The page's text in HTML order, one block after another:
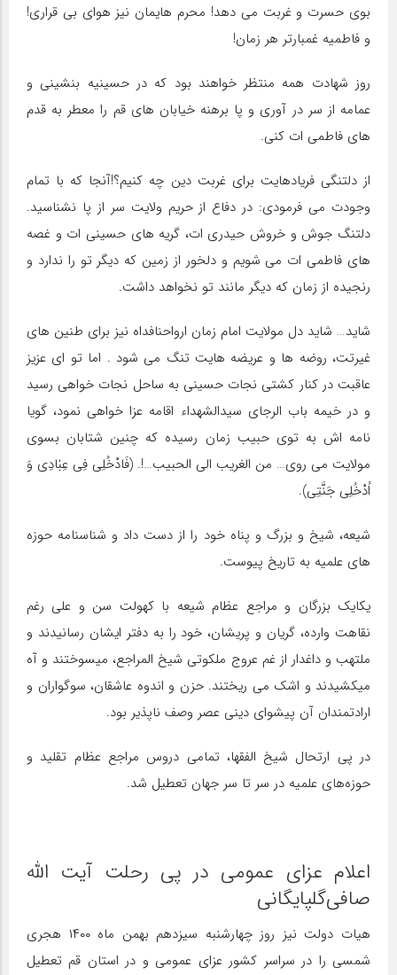
بوی حسرت و غربت می دهد! محرم هایمان نیز هوای بی قراری!
و فاطمیه غمبارتر هر زمان!
روز شهادت همه منتظر خواهند بود که در حسینیه بنشینی و
عمامه از سر در آوری و پا برهنه خیابان های قم را معطر به قدم
های فاطمی ات کنی.
از دلتنگی فریادهایت برای غربت دین چه کنیم؟!آنجا که با تمام
وجودت می فرمودی: در دفاع از حریم ولایت سر از پا نشناسید.
دلتنگ جوش و خروش حیدری ات، گریه های حسینی ات و غصه
های فاطمی ات می شویم و دلخور از زمین که دیگر تو را ندارد و
رنجیده از زمان که دیگر مانند تو نخواهد داشت.
شاید… شاید دل مولایت امام زمان ارواحنافداه نیز برای طنین های
غیرتت، روضه ها و عریضه هایت تنگ می شود . اما تو ای عزیز
عاقبت در کنار کشتی نجات حسینی به ساحل نجات خواهی رسید
و در خیمه باب الرجای سیدالشهداء اقامه عزا خواهی نمود، گویا
نامه اش به توی حبیب زمان رسیده که چنین شتابان بسوی
مولایت می روی… من الغریب الی الحبیب…!. (فَادْخُلِي فِي عِبٰادِي وَ
اُدْخُلِي جَنَّتِي).
شیعه، شیخ و بزرگ و پناه خود را از دست داد و شناسنامه حوزه
های علمیه به تاریخ پیوست.
یکایک بزرگان و مراجع عظام شیعه با کهولت سن و علی رغم
نقاهت وارده، گریان و پریشان، خود را به دفتر ایشان رسانیدند و
ملتهب و داغدار از غم عروج ملکوتی شیخ المراجع، می‎سوختند و آه
می‎کشیدند و اشک می ریختند. حزن و اندوه عاشقان، سوگواران و
ارادتمندان آن پیشوای دینی عصر وصف ناپذیر بود.
در پی ارتحال شیخ الفقها، تمامی دروس مراجع عظام تقلید و
حوزه‌های علمیه در سر تا سر جهان تعطیل شد.
اعلام عزای عمومی در پی رحلت آیت الله
صافی‌گلپایگانی
هیات دولت نیز روز چهارشنبه سیزدهم بهمن ماه ۱۴۰۰ هجری
شمسی را در سراسر کشور عزای عمومی و در استان قم تعطیل